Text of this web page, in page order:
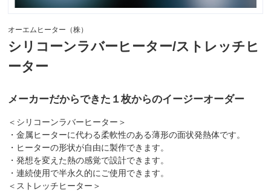
オーエムヒーター（株）
シリコーンラバーヒーター/ストレッチヒ
ーター
メーカーだからできた１枚からのイージーオーダー
＜シリコーンラバーヒーター＞
・金属ヒーターに代わる柔軟性のある薄形の面状発熱体です。
・ヒーターの形状が自由に製作できます。
・発想を変えた熱の感覚で設計できます。
・連続使用で半永久的にご使用できます。
＜ストレッチヒーター＞